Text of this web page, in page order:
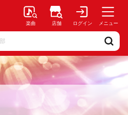
楽曲 店舗 ログイン メニュー